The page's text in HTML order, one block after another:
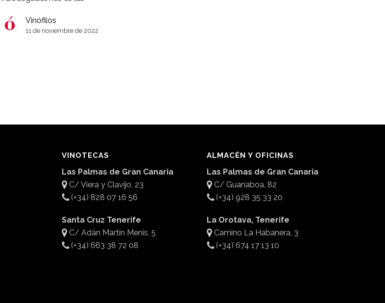
Vinófilos
11 de noviembre de 2022
VINOTECAS
Las Palmas de Gran Canaria
C/ Viera y Clavijo, 23
(+34) 828 07 16 56
Santa Cruz Tenerife
C/ Adán Martín Menis, 5
(+34) 663 38 72 08
ALMACÉN Y OFICINAS
Las Palmas de Gran Canaria
C/ Guanaboa, 82
(+34) 928 35 33 20
La Orotava, Tenerife
Camino La Habanera, 3
(+34) 674 17 13 10